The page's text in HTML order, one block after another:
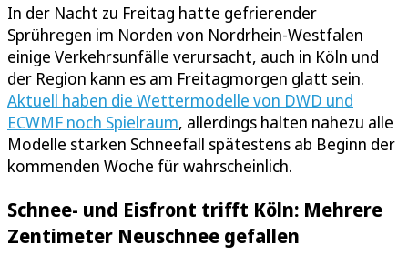
In der Nacht zu Freitag hatte gefrierender
Sprühregen im Norden von Nordrhein-Westfalen
einige Verkehrsunfälle verursacht, auch in Köln und
der Region kann es am Freitagmorgen glatt sein.
Aktuell haben die Wettermodelle von DWD und
ECWMF noch Spielraum, allerdings halten nahezu alle
Modelle starken Schneefall spätestens ab Beginn der
kommenden Woche für wahrscheinlich.
Schnee- und Eisfront trifft Köln: Mehrere
Zentimeter Neuschnee gefallen